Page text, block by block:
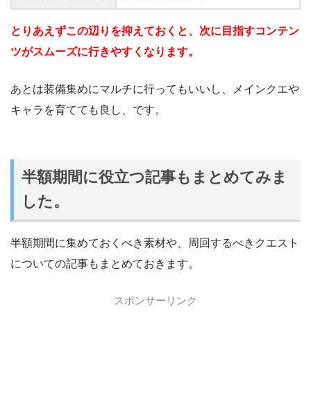
とりあえずこの辺りを抑えておくと、次に目指すコンテン
ツがスムーズに行きやすくなります。
あとは装備集めにマルチに行ってもいいし、メインクエや
キャラを育てても良し、です。
半額期間に役立つ記事もまとめてみま
した。
半額期間に集めておくべき素材や、周回するべきクエスト
についての記事もまとめておきます。
スポンサーリンク